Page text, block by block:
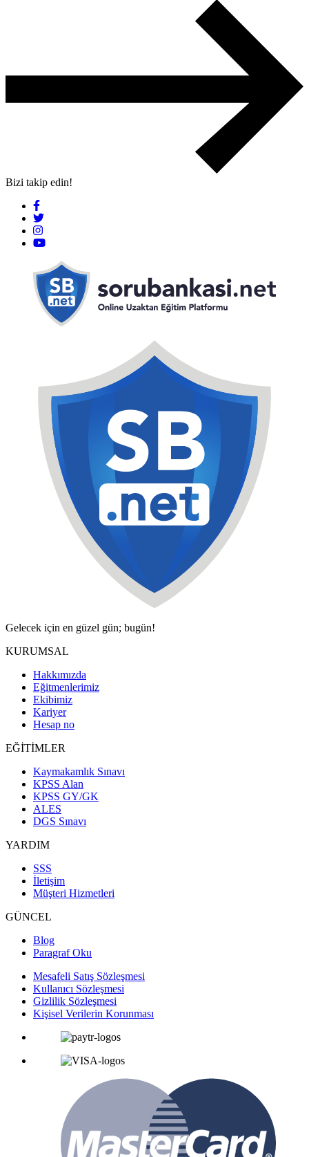
Bizi takip edin!
Gelecek için en güzel gün; bugün!
KURUMSAL
Hakkımızda
Eğitmenlerimiz
Ekibimiz
Kariyer
Hesap no
EĞİTİMLER
Kaymakamlık Sınavı
KPSS Alan
KPSS GY/GK
ALES
DGS Sınavı
YARDIM
SSS
İletişim
Müşteri Hizmetleri
GÜNCEL
Blog
Paragraf Oku
Mesafeli Satış Sözleşmesi
Kullanıcı Sözleşmesi
Gizlilik Sözleşmesi
Kişisel Verilerin Korunması